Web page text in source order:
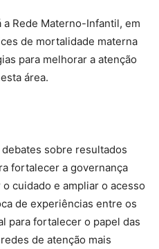
Rede Materno-Infantil, em
de mortalidade materna
para melhorar a atenção
área.
sobre resultados
fortalecer a governança
cuidado e ampliar o acesso
de experiências entre os
para fortalecer o papel das
de atenção mais